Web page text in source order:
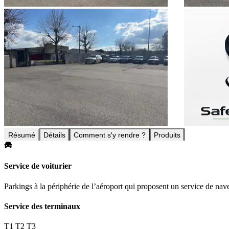
Résumé Détails Comment s'y rendre ? Produits
Service de voiturier
Parkings à la périphérie de l’aéroport qui proposent un service de
Service des terminaux
T1 T2 T3